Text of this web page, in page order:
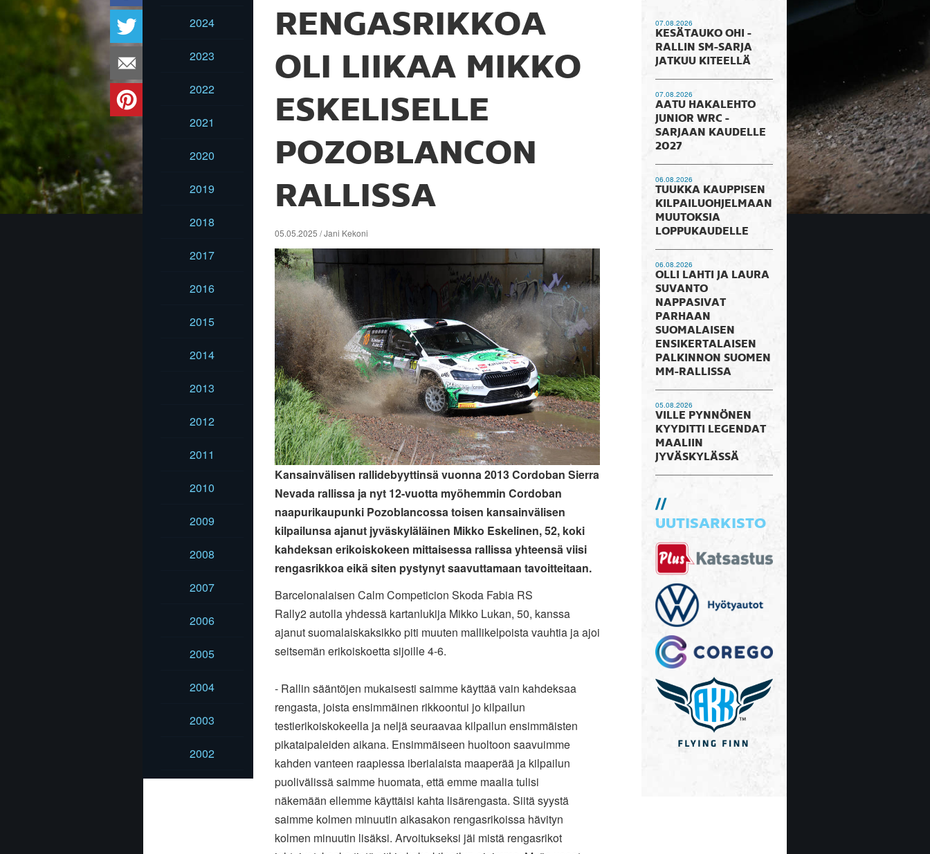
2024
2023
2022
2021
2020
2019
2018
2017
2016
2015
2014
2013
2012
2011
2010
2009
2008
2007
2006
2005
2004
2003
2002
RENGASRIKKOA
OLI LIIKAA MIKKO
ESKELISELLE
POZOBLANCON
RALLISSA
05.05.2025 / Jani Kekoni
Kansainvälisen rallidebyyttinsä vuonna 2013 Cordoban Sierra
Nevada rallissa ja nyt 12-vuotta myöhemmin Cordoban
naapurikaupunki Pozoblancossa toisen kansainvälisen
kilpailunsa ajanut jyväskyläläinen Mikko Eskelinen, 52, koki
kahdeksan erikoiskokeen mittaisessa rallissa yhteensä viisi
rengasrikkoa eikä siten pystynyt saavuttamaan tavoitteitaan.
Barcelonalaisen Calm Competicion Skoda Fabia RS
Rally2autolla yhdessä kartanlukija Mikko Lukan, 50, kanssa
ajanutsuomalaiskaksikko piti muuten mallikelpoista vauhtia ja ajoi
seitsemän erikoiskoetta sijoille 4-6.
- Rallin sääntöjen mukaisesti saimme käyttää vain kahdeksaa
rengasta, joista ensimmäinen rikkoontui jo kilpailun
testierikoiskokeella ja neljäseuraavaa kilpailun ensimmäisten
pikataipaleiden aikana. Ensimmäiseen huoltoon saavuimme
kahden vanteen raapiessa iberialaista maaperää ja kilpailun
puolivälissä saimme huomata, että emme maalia tulisi
näkemään ellemme käyttäisi kahta lisärengasta. Siitä syystä
saimme kolmen minuutin aikasakon rengasrikoissa hävityn
kolmen minuutin lisäksi. Arvoitukseksi jäi mistä rengasrikot
07.08.2026
KESÄTAUKO OHI -
RALLIN SM-SARJA
JATKUU KITEELLÄ
07.08.2026
AATU HAKALEHTO
JUNIOR WRC -
SARJAAN KAUDELLE
2027
06.08.2026
TUUKKA KAUPPISEN
KILPAILUOHJELMAAN
MUUTOKSIA
LOPPUKAUDELLE
06.08.2026
OLLI LAHTI JA LAURA
SUVANTO
NAPPASIVAT
PARHAAN
SUOMALAISEN
ENSIKERTALAISEN
PALKINNON SUOMEN
MM-RALLISSA
05.08.2026
VILLE PYNNÖNEN
KYYDITTI LEGENDAT
MAALIIN
JYVÄSKYLÄSSÄ
UUTISARKISTO